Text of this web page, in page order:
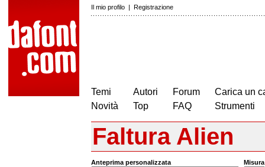
Il mio profilo | Registrazione
Temi
Novità
Autori
Top
Forum
FAQ
Carica un
Strumenti
Faltura Alien
Anteprima personalizzata Misura